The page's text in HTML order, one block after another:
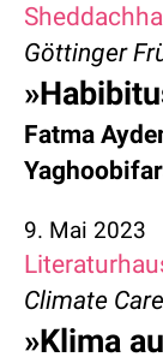
Göttinger
Fatma
9. Mai 2023
Climate Care
»Klima